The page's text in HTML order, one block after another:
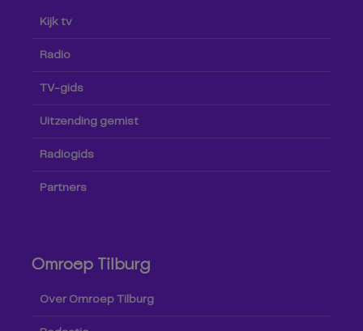
Kijk tv
Radio
TV-gids
Uitzending gemist
Radiogids
Partners
Omroep Tilburg
Over Omroep Tilburg